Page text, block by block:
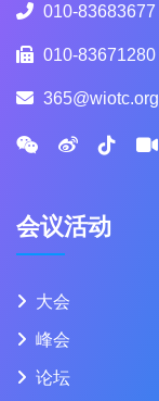
010-83683677
010-83671280
365@wiotc.org
会议活动
大会
峰会
论坛